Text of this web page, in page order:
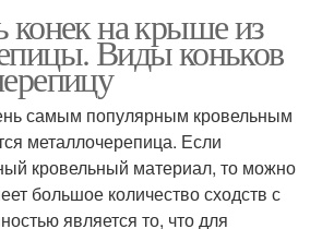
конек на крыше из
Виды коньков
самым популярным кровельным
металлочерепица. Если
кровельный материал, то можно
большое количество сходств с
является то, что для